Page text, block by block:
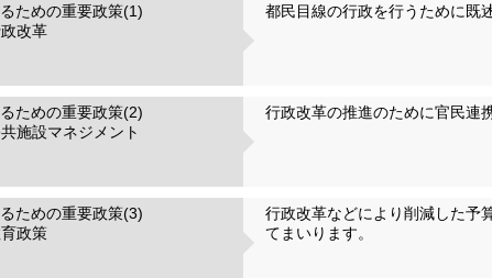
ための重要政策(1)
改革
都民目線の行政を行うために既
ための重要政策(2)
施設マネジメント
行政改革の推進のために官民連
ための重要政策(3)
政策
行政改革などにより削減した予
てまいります。